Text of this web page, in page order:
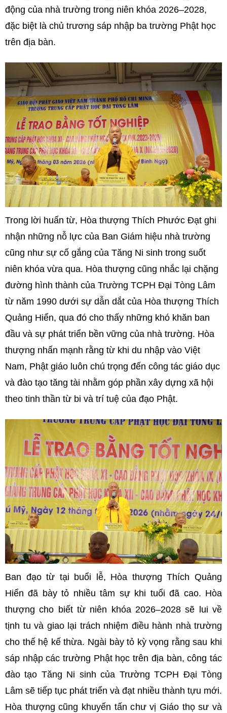
động của nhà trường trong niên khóa 2026–2028,
đặc biệt là chủ trương sáp nhập ba trường Phật học
trên địa bàn.
Trong lời huấn từ, Hòa thượng Thích Phước Đạt ghi
nhận những nỗ lực của Ban Giám hiệu nhà trường
cũng như sự cố gắng của Tăng Ni sinh trong suốt
niên khóa vừa qua. Hòa thượng cũng nhắc lại chặng
đường hình thành của Trường TCPH Đại Tòng Lâm
từ năm 1990 dưới sự dẫn dắt của Hòa thượng Thích
Quảng Hiển, qua đó cho thấy những khó khăn ban
đầu và sự phát triển bền vững của nhà trường. Hòa
thượng nhấn mạnh rằng từ khi du nhập vào Việt
Nam, Phật giáo luôn chú trọng đến công tác giáo dục
và đào tạo tăng tài nhằm góp phần xây dựng xã hội
theo tinh thần từ bi và trí tuệ của đạo Phật.
Ban đạo từ tại buổi lễ, Hòa thượng Thích Quảng
Hiển đã bày tỏ nhiều tâm sự khi tuổi đã cao. Hòa
thượng cho biết từ niên khóa 2026–2028 sẽ lui về
tịnh tu và giao lại trách nhiệm điều hành nhà trường
cho thế hệ kế thừa. Ngài bày tỏ kỳ vọng rằng sau khi
sáp nhập các trường Phật học trên địa bàn, công tác
đào tạo Tăng Ni sinh của Trường TCPH Đại Tòng
Lâm sẽ tiếp tục phát triển và đạt nhiều thành tựu mới.
Hòa thượng cũng khuyến tấn chư vị Giáo thọ sư và